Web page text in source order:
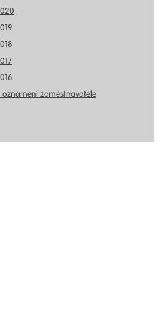
zaměstnavatele